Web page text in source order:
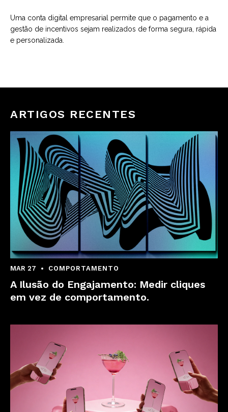
Uma conta digital empresarial permite que o pagamento e a
gestão de incentivos sejam realizados de forma segura, rápida
e personalizada.
ARTIGOS RECENTES
MAR 27 COMPORTAMENTO
A Ilusão do Engajamento: Medir cliques
em vez de comportamento.